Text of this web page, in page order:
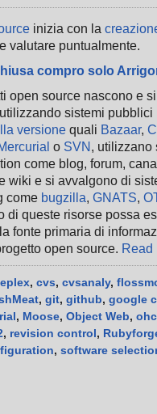
inizia con la
valutare puntualmente.
compro solo
open source nascono e si
sistemi pubblici
versione quali Bazaar,
o SVN, utilizzano
come blog, forum,
wiki e si avvalgono di
come bugzilla, GNATS,
di queste risorse possa
fonte primaria di
open source. Read
, cvs, cvsanaly,
, git, github, google
, Moose, Object Web,
, revision control ,
, software